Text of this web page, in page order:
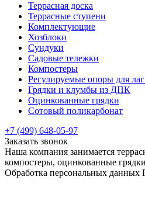
Террасная доска
Террасные ступени
Комплектующие
Хозблоки
Сундуки
Садовые тележки
Компостеры
Регулируемые опоры для
Грядки и клумбы из ДПК
Оцинкованные грядки
Сотовый поликарбонат
+7 (499) 648-05-97
Заказать звонок
Наша компания занимается
компостеры, оцинкованные
Обработка персональных данных